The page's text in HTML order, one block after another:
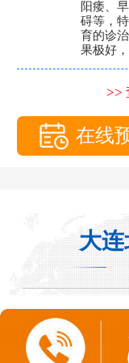
阳痿、
碍等，
育的诊
果极好
>>
在线
大